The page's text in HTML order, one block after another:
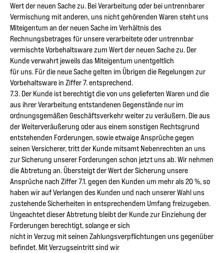
Wert der neuen Sache zu. Bei Verarbeitung oder bei untrennbarer
Vermischung mit anderen, uns nicht gehörenden Waren steht uns
Miteigentum an der neuen Sache im Verhältnis des
Rechnungsbetrages für unsere verarbeitete oder untrennbar
vermischte Vorbehaltsware zum Wert der neuen Sache zu. Der
Kunde verwahrt jeweils das Miteigentum unentgeltlich
für uns. Für die neue Sache gelten im Übrigen die Regelungen zur
Vorbehaltsware in Ziffer 7. entsprechend.
7.3. Der Kunde ist berechtigt die von uns gelieferten Waren und die
aus ihrer Verarbeitung entstandenen Gegenstände nur im
ordnungsgemäßen Geschäftsverkehr weiter zu veräußern. Die aus
der Weiterveräußerung oder aus einem sonstigen Rechtsgrund
entstehenden Forderungen, sowie etwaige Ansprüche gegen
seinen Versicherer, tritt der Kunde mitsamt Nebenrechten an uns
zur Sicherung unserer Forderungen schon jetzt uns ab. Wir nehmen
die Abtretung an. Übersteigt der Wert der Sicherung unsere
Ansprüche nach Ziffer 7.1. gegen den Kunden um mehr als 20 %, so
haben wir auf Verlangen des Kunden und nach unserer Wahl uns
zustehende Sicherheiten in entsprechendem Umfang freizugeben.
Ungeachtet dieser Abtretung bleibt der Kunde zur Einziehung der
Forderungen berechtigt, solange er sich
nicht in Verzug mit seinen Zahlungsverpflichtungen uns gegenüber
befindet. Mit Verzugseintritt sind wir